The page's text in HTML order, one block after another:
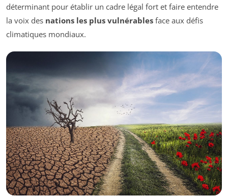
déterminant pour établir un cadre légal fort et faire entendre
la voix des nations les plus vulnérables face aux défis
climatiques mondiaux.